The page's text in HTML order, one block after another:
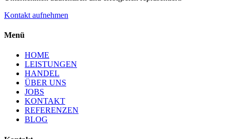
Kontakt aufnehmen
Menü
HOME
LEISTUNGEN
HANDEL
ÜBER UNS
JOBS
KONTAKT
REFERENZEN
BLOG